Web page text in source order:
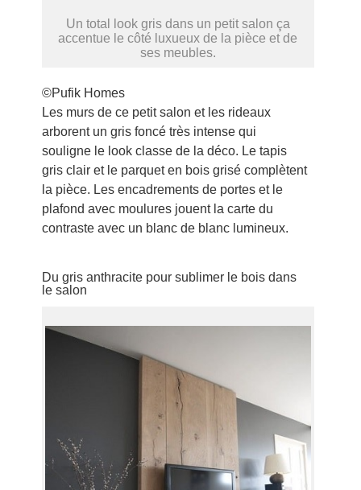
Un total look gris dans un petit salon ça
accentue le côté luxueux de la pièce et de
ses meubles.
©Pufik Homes
Les murs de ce petit salon et les rideaux
arborent un gris foncé très intense qui
souligne le look classe de la déco. Le tapis
gris clair et le parquet en bois grisé complètent
la pièce. Les encadrements de portes et le
plafond avec moulures jouent la carte du
contraste avec un blanc de blanc lumineux.
Du gris anthracite pour sublimer le bois dans
le salon